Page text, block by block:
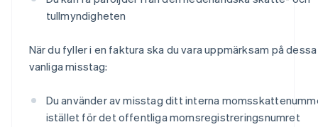
tullmyndigheten
När du fyller i en faktura ska du vara uppmärksam på dessa
vanliga misstag:
Du använder av misstag ditt interna
istället för det offentliga momsregistreringsnumret